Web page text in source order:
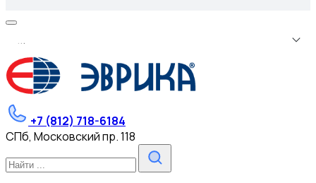
...
+7 (812) 718-6184
СПб, Московский пр. 118